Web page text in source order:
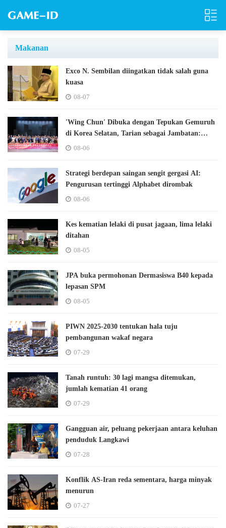
Makanan
Exco N. Sembilan diingatkan tidak salah guna
kuasa
08-07
'Wing Chun' Dibuka dengan Tepukan Gemuruh
di Korea Selatan, Tarian sebagai Jambatan:
Lembaran Baharu untuk Pertukaran Budaya
08-06
Strategi berdepan saingan sengit gergasi AI:
Pengurusan tertinggi Alphabet dirombak
08-06
Kes kematian lelaki di pusat jagaan, lima lelaki
ditahan
08-05
JPA buka permohonan Dermasiswa B40 kepada
lepasan SPM
08-05
PIWN 2025-2030 tentukan hala tuju
pembangunan wakaf negara
07-29
Tanah runtuh: 30 lagi mangsa ditemukan,
jumlah kematian 41 orang
07-29
Gangguan air, peluang pekerjaan antara keluhan
penduduk Langkawi
07-28
Konflik AS-Iran reda sementara, harga minyak
menurun
07-27